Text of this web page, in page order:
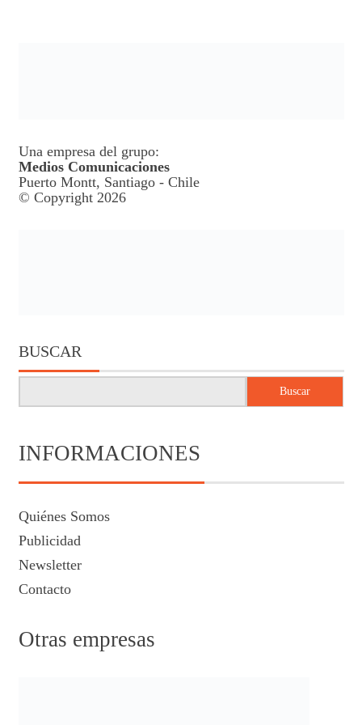
Una empresa del grupo:
Medios Comunicaciones
Puerto Montt, Santiago - Chile
© Copyright 2026
BUSCAR
Buscar
INFORMACIONES
Quiénes Somos
Publicidad
Newsletter
Contacto
Otras empresas